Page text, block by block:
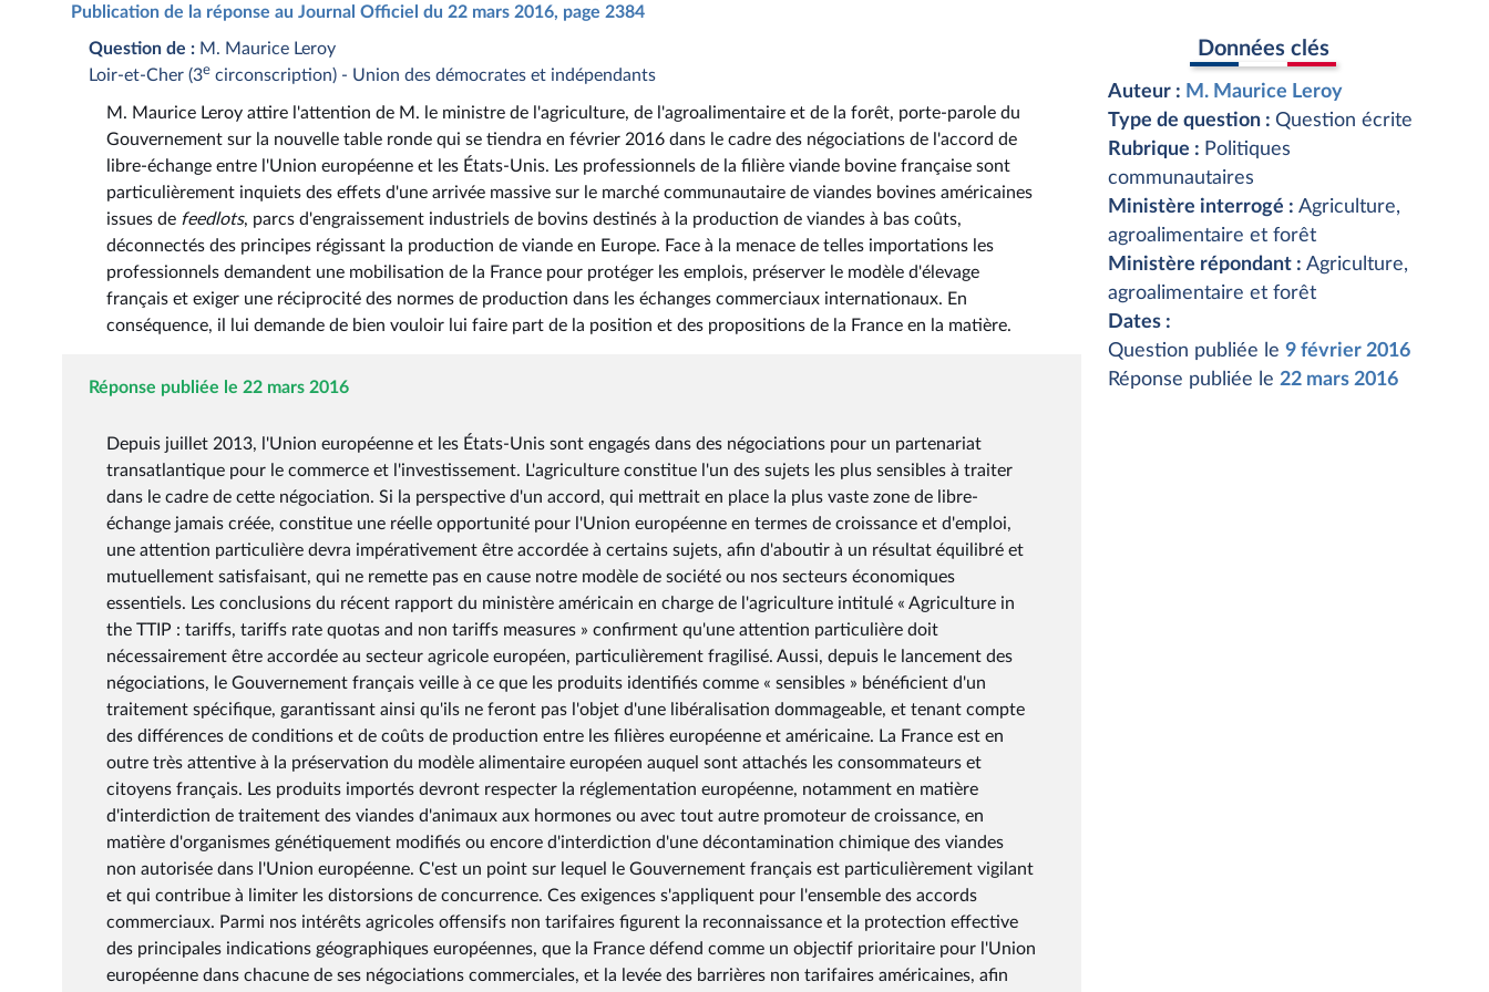
Publication de la réponse au Journal Officiel du 22 mars 2016, page 2384
Question de : M. Maurice Leroy
Loir-et-Cher (3e circonscription) - Union des démocrates et indépendants
M. Maurice Leroy attire l'attention de M. le ministre de l'agriculture, de l'agroalimentaire et de la forêt, porte-parole du
Gouvernement sur la nouvelle table ronde qui se tiendra en février 2016 dans le cadre des négociations de l'accord de
libre-échange entre l'Union européenne et les États-Unis. Les professionnels de la filière viande bovine française sont
particulièrement inquiets des effets d'une arrivée massive sur le marché communautaire de viandes bovines américaines
issues de feedlots, parcs d'engraissement industriels de bovins destinés à la production de viandes à bas coûts,
déconnectés des principes régissant la production de viande en Europe. Face à la menace de telles importations les
professionnels demandent une mobilisation de la France pour protéger les emplois, préserver le modèle d'élevage
français et exiger une réciprocité des normes de production dans les échanges commerciaux internationaux. En
conséquence, il lui demande de bien vouloir lui faire part de la position et des propositions de la France en la matière.
Réponse publiée le 22 mars 2016
Depuis juillet 2013, l'Union européenne et les États-Unis sont engagés dans des négociations pour un partenariat
transatlantique pour le commerce et l'investissement. L'agriculture constitue l'un des sujets les plus sensibles à traiter
dans le cadre de cette négociation. Si la perspective d'un accord, qui mettrait en place la plus vaste zone de libre-
échange jamais créée, constitue une réelle opportunité pour l'Union européenne en termes de croissance et d'emploi,
une attention particulière devra impérativement être accordée à certains sujets, afin d'aboutir à un résultat équilibré et
mutuellement satisfaisant, qui ne remette pas en cause notre modèle de société ou nos secteurs économiques
essentiels. Les conclusions du récent rapport du ministère américain en charge de l'agriculture intitulé « Agriculture in
the TTIP : tariffs, tariffs rate quotas and non tariffs measures » confirment qu'une attention particulière doit
nécessairement être accordée au secteur agricole européen, particulièrement fragilisé. Aussi, depuis le lancement des
négociations, le Gouvernement français veille à ce que les produits identifiés comme « sensibles » bénéficient d'un
traitement spécifique, garantissant ainsi qu'ils ne feront pas l'objet d'une libéralisation dommageable, et tenant compte
des différences de conditions et de coûts de production entre les filières européenne et américaine. La France est en
outre très attentive à la préservation du modèle alimentaire européen auquel sont attachés les consommateurs et
citoyens français. Les produits importés devront respecter la réglementation européenne, notamment en matière
d'interdiction de traitement des viandes d'animaux aux hormones ou avec tout autre promoteur de croissance, en
matière d'organismes génétiquement modifiés ou encore d'interdiction d'une décontamination chimique des viandes
non autorisée dans l'Union européenne. C'est un point sur lequel le Gouvernement français est particulièrement vigilant
et qui contribue à limiter les distorsions de concurrence. Ces exigences s'appliquent pour l'ensemble des accords
commerciaux. Parmi nos intérêts agricoles offensifs non tarifaires figurent la reconnaissance et la protection effective
des principales indications géographiques européennes, que la France défend comme un objectif prioritaire pour l'Union
européenne dans chacune de ses négociations commerciales, et la levée des barrières non tarifaires américaines, afin
Données clés
Auteur : M. Maurice Leroy
Type de question : Question écrite
Rubrique : Politiques
communautaires
Ministère interrogé : Agriculture,
agroalimentaire et forêt
Ministère répondant : Agriculture,
agroalimentaire et forêt
Dates :
Question publiée le 9 février 2016
Réponse publiée le 22 mars 2016